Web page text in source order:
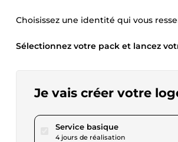
Choisissez une identité qui vous
Sélectionnez votre pack et lancez
Je vais créer votre
Service basiquepour 167,09 $US
4 jours de réalisation